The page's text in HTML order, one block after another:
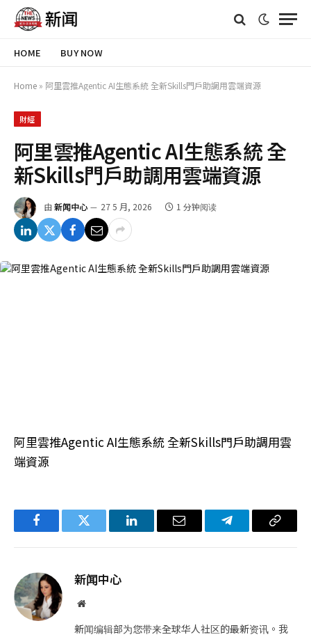
HOME BUY NOW
Home » 阿里雲推Agentic AI生態系統 全新Skills門戶助調用雲端資源
財經
阿里雲推Agentic AI生態系統 全
新Skills門戶助調用雲端資源
由 新闻中心 27 5 月, 2026 1 分钟阅读
阿里雲推Agentic AI生態系統 全新Skills門戶助調用雲
端資源
FacebookTwitter LinkedIn电
Telegram复
新闻中心
网
新闻编辑部为您带来全球华人社区的最新资讯。我